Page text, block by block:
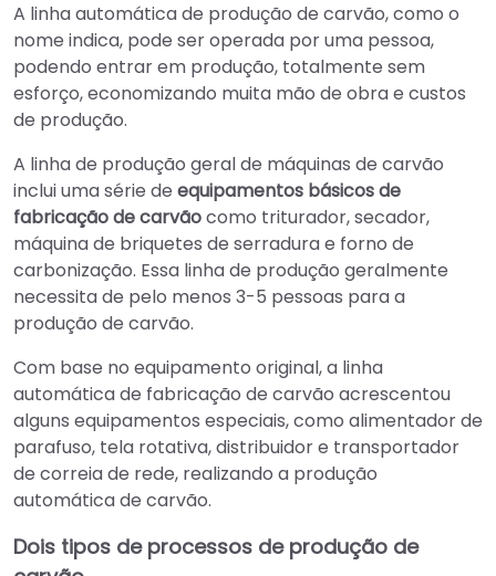
A linha automática de produção de carvão, como o
nome indica, pode ser operada por uma pessoa,
podendo entrar em produção, totalmente sem
esforço, economizando muita mão de obra e custos
de produção.
A linha de produção geral de máquinas de carvão
inclui uma série de equipamentos básicos de
fabricação de carvãocomo triturador, secador,
máquina de briquetes de serradura e forno de
carbonização. Essa linha de produção geralmente
necessita de pelo menos 3-5 pessoas para a
produção de carvão.
Com base no equipamento original, a linha
automática de fabricação de carvão acrescentou
alguns equipamentos especiais, como alimentador de
parafuso, tela rotativa, distribuidor e transportador
de correia de rede, realizando a produção
automática de carvão.
Dois tipos de processos de produção de